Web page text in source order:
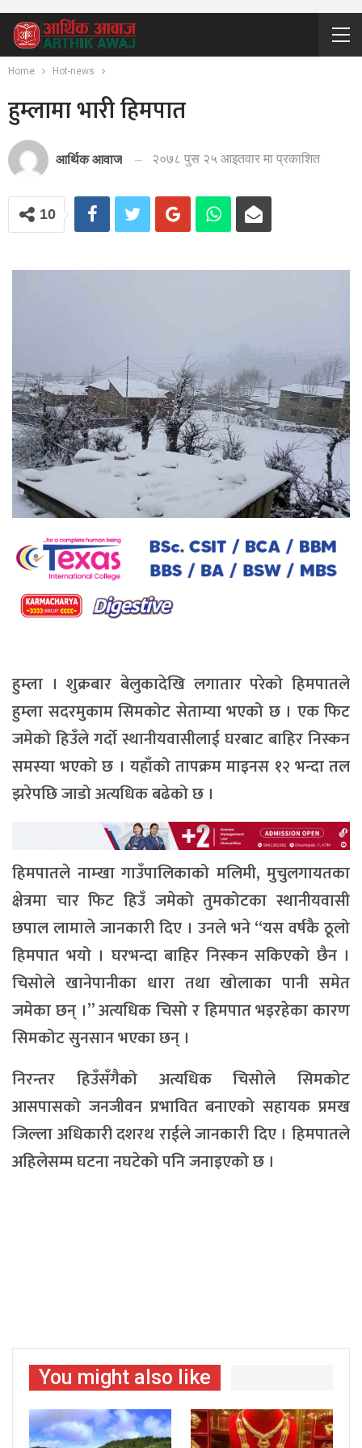
Home Hot-news
हुम्लामा भारी हिमपात
आर्थिक आवाज २०७८ पुस २५ आइतवार मा प्रकाशित
10
हुम्ला । शुक्रबार बेलुकादेखि लगातार परेको हिमपातले
हुम्ला सदरमुकाम सिमकोट सेताम्या भएको छ । एक फिट
जमेको हिउँले गर्दो स्थानीयवासीलाई घरबाट बाहिर निस्कन
समस्या भएको छ । यहाँको तापक्रम माइनस १२ भन्दा तल
झरेपछि जाडो अत्यधिक बढेको छ ।
हिमपातले नाम्खा गाउँपालिकाको मलिमी, मुचुलगायतका
क्षेत्रमा चार फिट हिउँ जमेको तुमकोटका स्थानीयवासी
छपाल लामाले जानकारी दिए । उनले भने “यस वर्षकै ठूलो
हिमपात भयो । घरभन्दा बाहिर निस्कन सकिएको छैन ।
चिसोले खानेपानीका धारा तथा खोलाका पानी समेत
जमेका छन् ।” अत्यधिक चिसो र हिमपात भइरहेका कारण
सिमकोट सुनसान भएका छन् ।
निरन्तर हिउँसँगैको अत्यधिक चिसोले सिमकोट
आसपासको जनजीवन प्रभावित बनाएको सहायक प्रमख
जिल्ला अधिकारी दशरथ राईले जानकारी दिए । हिमपातले
अहिलेसम्म घटना नघटेको पनि जनाइएको छ ।
You might also like